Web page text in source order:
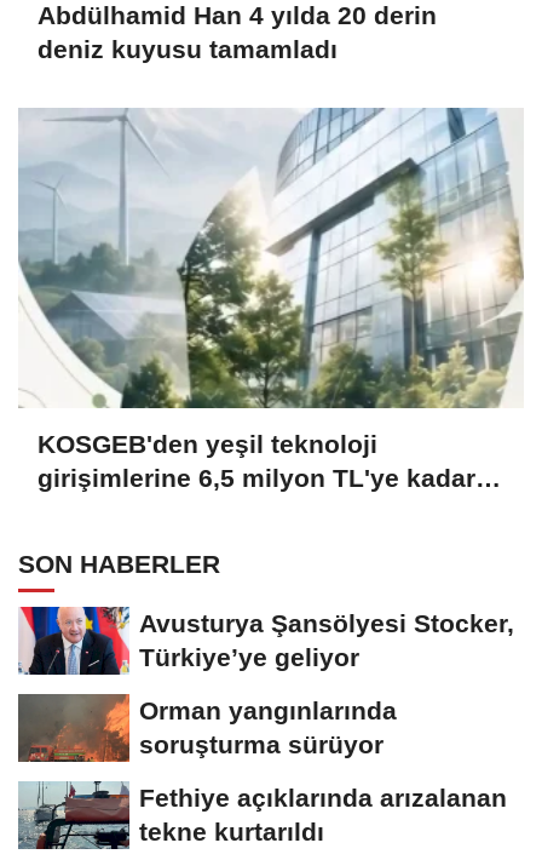
Abdülhamid Han 4 yılda 20 derin
deniz kuyusu tamamladı
KOSGEB'den yeşil teknoloji
girişimlerine 6,5 milyon TL'ye kadar
SON HABERLER
Avusturya Şansölyesi Stocker,
Türkiye’ye geliyor
Orman yangınlarında
soruşturma sürüyor
Fethiye açıklarında arızalanan
tekne kurtarıldı